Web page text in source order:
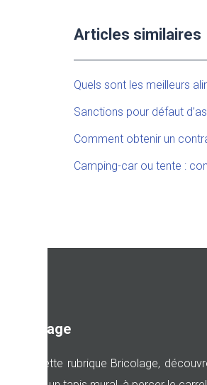
Articles similaires
Quels sont les meilleurs
Sanctions pour défaut
Comment obtenir un
Camping-car ou tente :
Bricolage
Dans cette rubrique Bricolage,